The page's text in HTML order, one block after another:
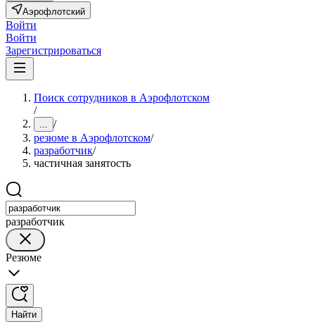
Аэрофлотский
Войти
Войти
Зарегистрироваться
Поиск сотрудников в Аэрофлотском
/
... /
резюме в Аэрофлотском/
разработчик/
частичная занятость
разработчик
Резюме
Найти